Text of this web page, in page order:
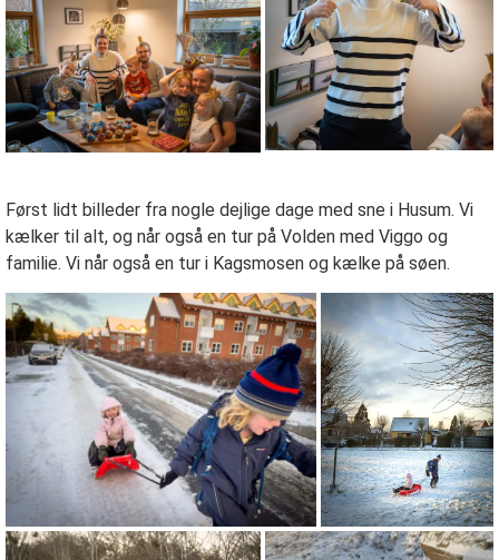
Først lidt billeder fra nogle dejlige dage med sne i Husum. Vi
kælker til alt, og når også en tur på Volden med Viggo og
familie. Vi når også en tur i Kagsmosen og kælke på søen.